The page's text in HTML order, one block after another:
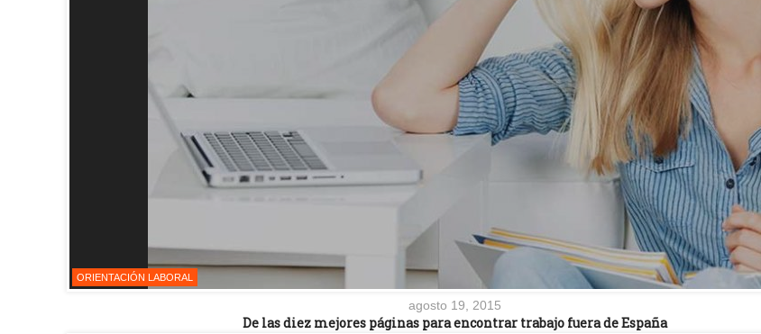
ORIENTACIÓN LABORAL
agosto 19, 2015
De las diez mejores páginas para encontrar trabajo fuera de España